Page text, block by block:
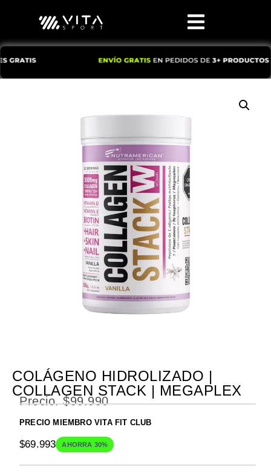
COLÁGENO HIDROLIZADO |
COLLAGEN STACK | MEGAPLEX
Precio.$99.990
PRECIO MIEMBRO VITA FIT CLUB
$69.993 AHORRA 30%